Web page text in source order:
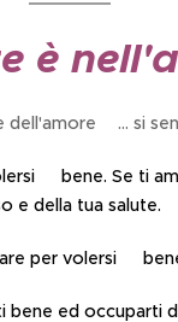
è
dell'amore💞... si
bene. Se ti
e della tua salute.🏥
per volersi💗
bene ed occuparti